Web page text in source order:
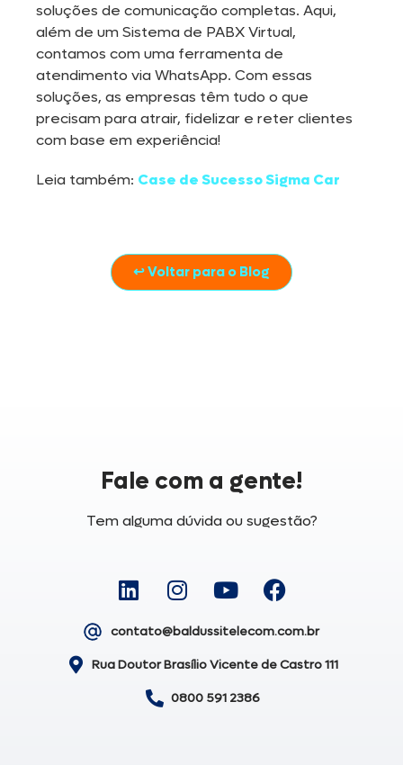
soluções de comunicação completas. Aqui,
além de um Sistema de PABX Virtual,
contamos com uma ferramenta de
atendimento via WhatsApp. Com essas
soluções, as empresas têm tudo o que
precisam para atrair, fidelizar e reter clientes
com base em experiência!
Leia também: Case de Sucesso Sigma Car
↩ Voltar para o Blog
Fale com a gente!
Tem alguma dúvida ou sugestão?
contato@baldussitelecom.com.br
Rua Doutor Brasílio Vicente de Castro 111
0800 591 2386